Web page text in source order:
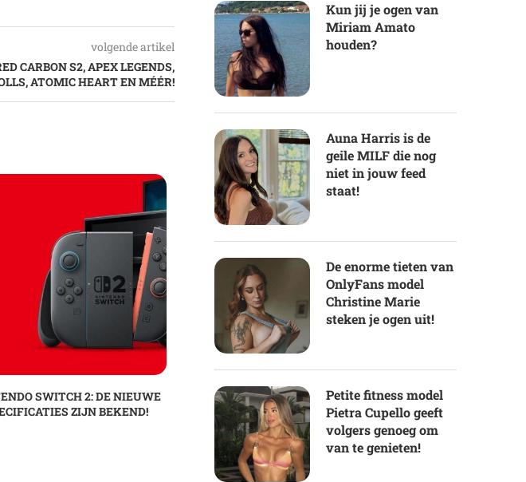
volgende artikel
CARBON S2, APEX LEGENDS,
ATOMIC HEART EN MÉÉR!
SWITCH 2: DE NIEUWE
ZIJN BEKEND!
Kun jij je ogen van
Miriam Amato
houden?
Auna Harris is de
geile MILF die nog
niet in jouw feed
staat!
De enorme tieten van
OnlyFans model
Christine Marie
steken je ogen uit!
Petite fitness model
Pietra Cupello geeft
volgers genoeg om
van te genieten!